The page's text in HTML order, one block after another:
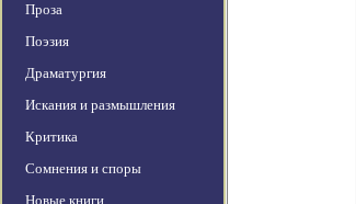
Проза
Поэзия
Драматургия
Искания и размышления
Критика
Сомнения и споры
Новые книги